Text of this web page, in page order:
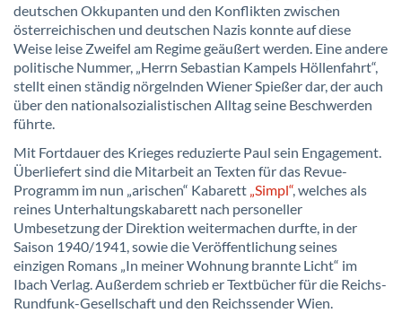
deutschen Okkupanten und den Konflikten zwischen
österreichischen und deutschen Nazis konnte auf diese
Weise leise Zweifel am Regime geäußert werden. Eine andere
politische Nummer, „Herrn Sebastian Kampels Höllenfahrt“,
stellt einen ständig nörgelnden Wiener Spießer dar, der auch
über den nationalsozialistischen Alltag seine Beschwerden
führte.
Mit Fortdauer des Krieges reduzierte Paul sein Engagement.
Überliefert sind die Mitarbeit an Texten für das Revue-
Programm im nun „arischen“ Kabarett „Simpl“, welches als
reines Unterhaltungskabarett nach personeller
Umbesetzung der Direktion weitermachen durfte, in der
Saison 1940/1941, sowie die Veröffentlichung seines
einzigen Romans „In meiner Wohnung brannte Licht“ im
Ibach Verlag. Außerdem schrieb er Textbücher für die Reichs-
Rundfunk-Gesellschaft und den Reichssender Wien.